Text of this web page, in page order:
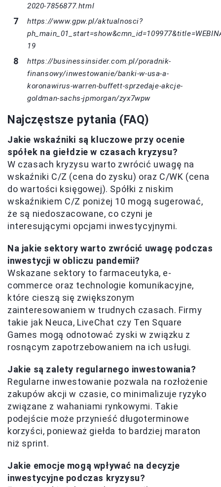
2020-7856877.html
https://www.gpw.pl/aktualnosci?
19
https://businessinsider.com.pl/poradnik-
finansowy/inwestowanie/banki-w-usa-a-
koronawirus-warren-buffett-sprzedaje-akcje-
goldman-sachs-jpmorgan/zyx7wpw
Najczęstsze pytania (FAQ)
Jakie wskaźniki są kluczowe przy ocenie
spółek na giełdzie w czasach kryzysu?
W czasach kryzysu warto zwrócić uwagę na
wskaźniki C/Z (cena do zysku) oraz C/WK (cena
do wartości księgowej). Spółki z niskim
wskaźnikiem C/Z poniżej 10 mogą sugerować,
że są niedoszacowane, co czyni je
interesującymi opcjami inwestycyjnymi.
Na jakie sektory warto zwrócić uwagę podczas
inwestycji w obliczu pandemii?
Wskazane sektory to farmaceutyka, e-
commerce oraz technologie komunikacyjne,
które cieszą się zwiększonym
zainteresowaniem w trudnych czasach. Firmy
takie jak Neuca, LiveChat czy Ten Square
Games mogą odnotować zyski w związku z
rosnącym zapotrzebowaniem na ich usługi.
Jakie są zalety regularnego inwestowania?
Regularne inwestowanie pozwala na rozłożenie
zakupów akcji w czasie, co minimalizuje ryzyko
związane z wahaniami rynkowymi. Takie
podejście może przynieść długoterminowe
korzyści, ponieważ giełda to bardziej maraton
niż sprint.
Jakie emocje mogą wpływać na decyzje
inwestycyjne podczas kryzysu?